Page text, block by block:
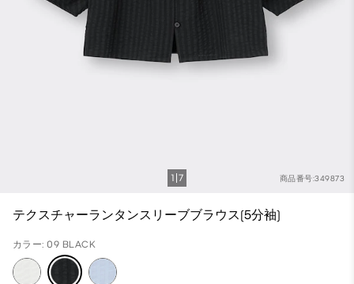
商品番号:349873
1 7
テクスチャーランタンスリーブブラウス(5分袖)
カラー: 09 BLACK